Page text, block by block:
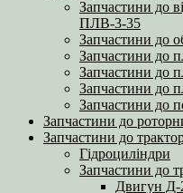
Запчастини до
ПЛВ-3-35
Запчастини до
Запчастини до
Запчастини до
Запчастини до
Запчастини до
Запчастини до
Запчастини до
Гідроциліндри
Запчастини до
Двигун